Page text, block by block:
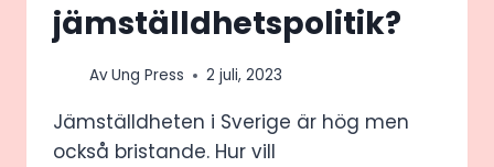
jämställdhetspolitik?
AvUng Press 2 juli, 2023
Jämställdheten i Sverige är hög men
också bristande. Hur vill